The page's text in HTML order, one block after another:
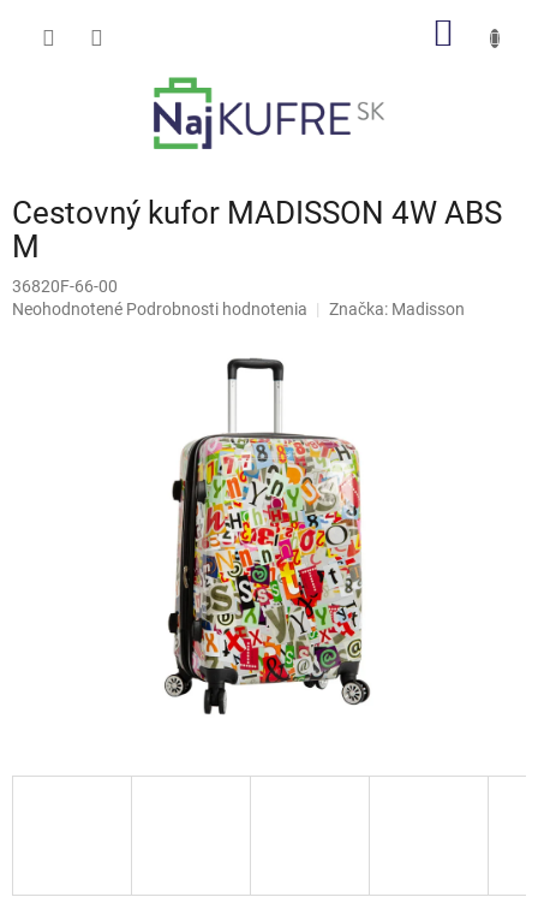
Cestovný kufor MADISSON 4W ABS
M
36820F-66-00
Priemerné
Neohodnotené Podrobnosti hodnotenia Značka: Madisson